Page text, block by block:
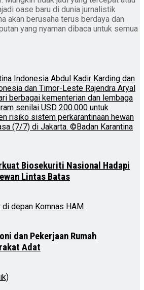
oase baru di dunia jurnalistik
akan berusaha terus berdaya dan
yang nyaman dibaca untuk semua
Biosekuriti Nasional Hadapi
Lintas Batas
dan Pekerjaan Rumah
Adat